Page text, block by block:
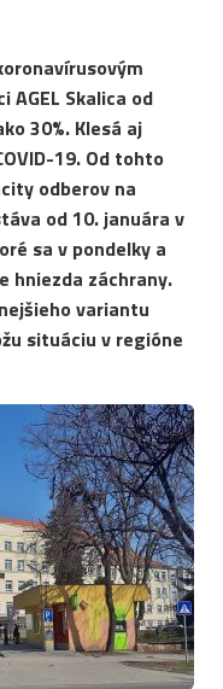
Skalica od
30%. Klesá aj
19. Od tohto
odberov na
od 10. januára v
sa v pondelky a
hniezda záchrany.
variantu
situáciu v regióne